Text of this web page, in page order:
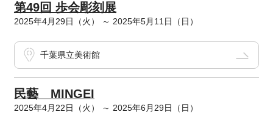
第49回 歩会彫刻展
2025年4月29日（火） ～ 2025年5月11日（日）
千葉県立美術館
民藝 MINGEI
2025年4月22日（火） ～ 2025年6月29日（日）